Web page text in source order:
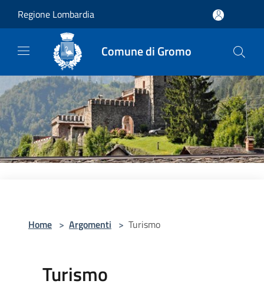
Regione Lombardia
Comune di Gromo
Home > Argomenti > Turismo
Turismo